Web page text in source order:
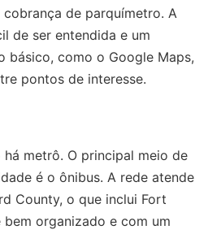
de parquímetro. A
de ser entendida e um
básico, como o Google Maps,
pontos de interesse.
há metrô. O principal meio de
é o ônibus. A rede atende
County, o que inclui Fort
bem organizado e com um